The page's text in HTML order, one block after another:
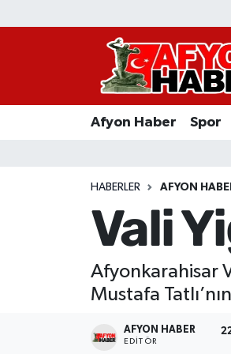
Afyon Haber Spor
HABERLER AFYON
Vali
Afyonkarahisar
Mustafa
AFYON HABER
EDITÖR
Afyon Haber
Asayiş Yaşam
Sivil Toplum
Ekonomi